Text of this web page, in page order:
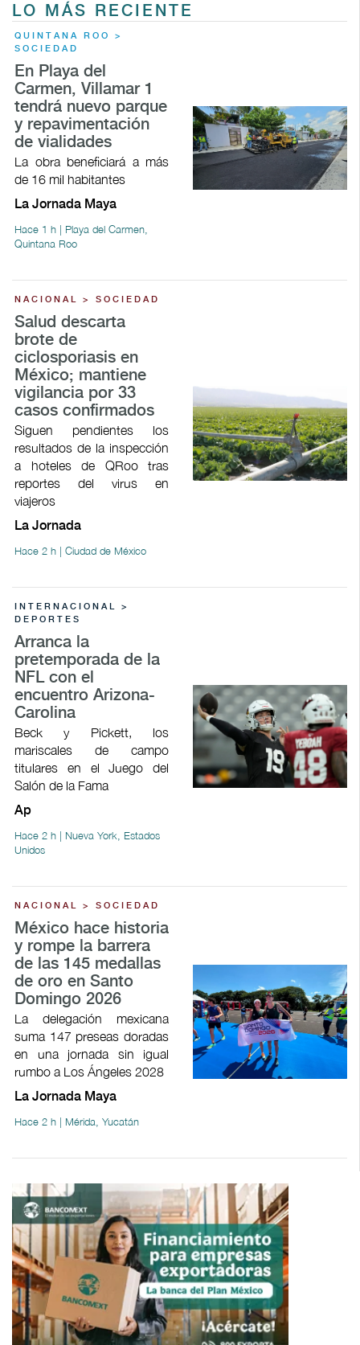
LO MÁS RECIENTE
QUINTANA ROO >
SOCIEDAD
En Playa del
Carmen, Villamar 1
tendrá nuevo parque
y repavimentación
de vialidades
La obra beneficiará a más
de 16 mil habitantes
La Jornada Maya
Hace 1 h | Playa del Carmen,
Quintana Roo
NACIONAL > SOCIEDAD
Salud descarta
brote de
ciclosporiasis en
México; mantiene
vigilancia por 33
casos confirmados
Siguen pendientes los
resultados de la inspección
a hoteles de QRoo tras
reportes del virus en
viajeros
La Jornada
Hace 2 h | Ciudad de México
INTERNACIONAL >
DEPORTES
Arranca la
pretemporada de la
NFL con el
encuentro Arizona-
Carolina
Beck y Pickett, los
mariscales de campo
titulares en el Juego del
Salón de la Fama
Ap
Hace 2 h | Nueva York, Estados
Unidos
NACIONAL > SOCIEDAD
México hace historia
y rompe la barrera
de las 145 medallas
de oro en Santo
Domingo 2026
La delegación mexicana
suma 147 preseas doradas
en una jornada sin igual
rumbo a Los Ángeles 2028
La Jornada Maya
Hace 2 h | Mérida, Yucatán